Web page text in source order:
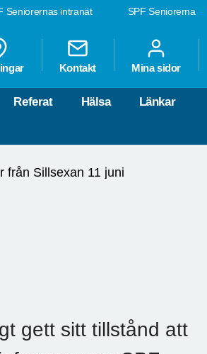
SPF Seniorerna
Seniorernas intranät
Kontakt Mina sidor
Referat Hälsa Länkar
från Sillsexan 11 juni
gett sitt tillstånd att